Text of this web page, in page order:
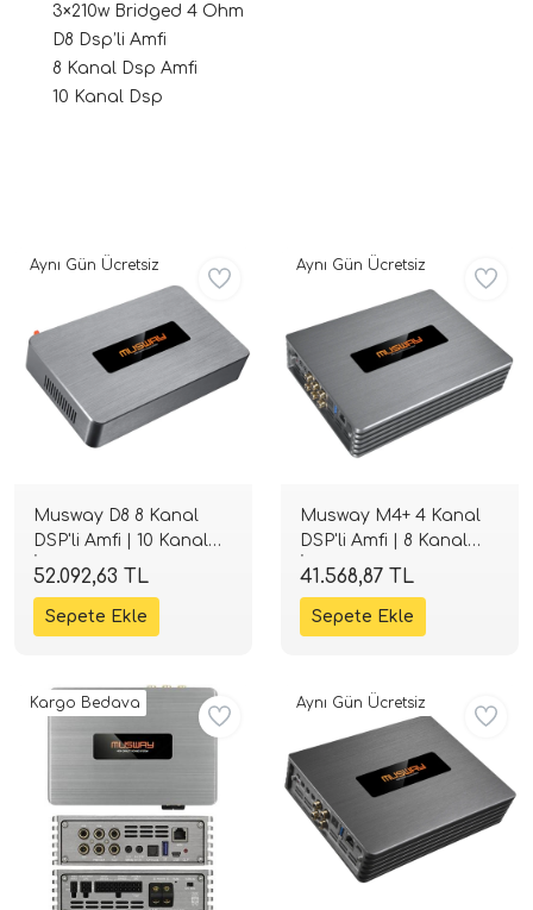
Modelleri
Setleri)
Arac Baslari)
3×210w Bridged 4 Ohm
D8 Dsp’li Amfi
8 Kanal Dsp Amfi
10 Kanal Dsp
Musway D8 8 Kanal
DSP'li Amfi | 10 Kanal
İşlemci | Tak-Çalıştır |
SPLHIFI
52.092,63 TL
Aynı Gün Ücretsiz
Musway M4+ 4 Kanal
DSP'li Amfi | 8 Kanal
İşlemci | Tak-Çalıştır |
SPLHIFI
41.568,87 TL
Aynı Gün Ücretsiz
Kargo Bedava Aynı Gün Ücretsiz